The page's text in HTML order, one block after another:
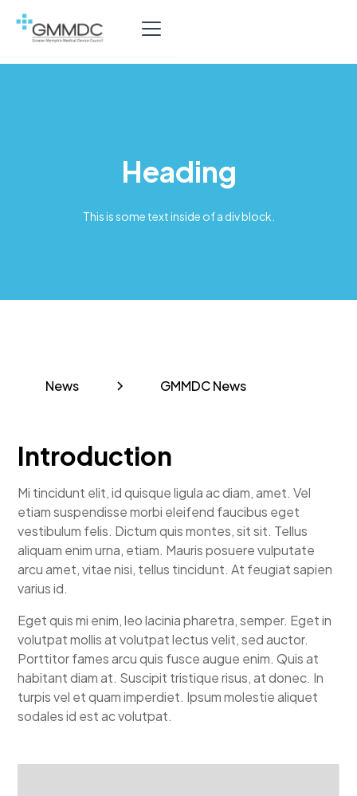
Heading
This is some text inside of a div block.
News GMMDC News
Introduction
Mi tincidunt elit, id quisque ligula ac diam, amet. Vel
etiam suspendisse morbi eleifend faucibus eget
vestibulum felis. Dictum quis montes, sit sit. Tellus
aliquam enim urna, etiam. Mauris posuere vulputate
arcu amet, vitae nisi, tellus tincidunt. At feugiat sapien
varius id.
Eget quis mi enim, leo lacinia pharetra, semper. Eget in
volutpat mollis at volutpat lectus velit, sed auctor.
Porttitor fames arcu quis fusce augue enim. Quis at
habitant diam at. Suscipit tristique risus, at donec. In
turpis vel et quam imperdiet. Ipsum molestie aliquet
sodales id est ac volutpat.